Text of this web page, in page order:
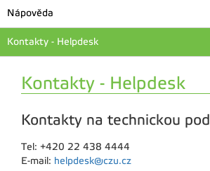
Nápověda
Kontakty - Helpdesk
Kontakty - Helpdesk
Kontakty na technickou
Tel: +420 22 438 4444
E-mail: helpdesk@czu.cz